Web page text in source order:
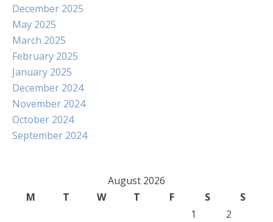
December 2025
May 2025
March 2025
February 2025
January 2025
December 2024
November 2024
October 2024
September 2024
August 2026
M
T W T F S
S
1
2